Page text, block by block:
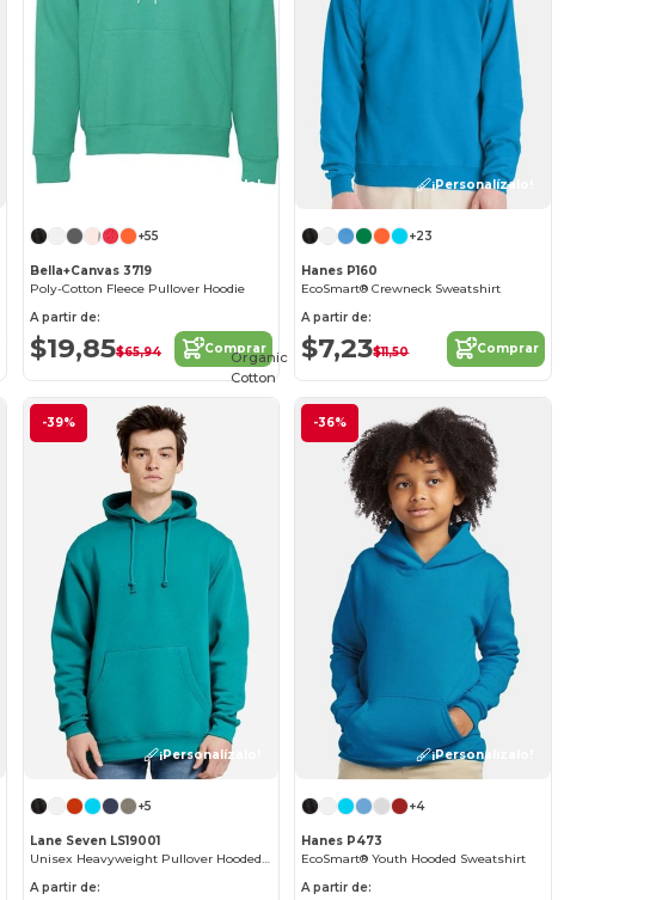
¡Personalízalo!
+55
Bella+Canvas 3719
Poly-Cotton Fleece Pullover Hoodie
A partir de:
$19,85$65,94 Comprar
¡Personalízalo!
+23
Hanes P160
EcoSmart® Crewneck Sweatshirt
A partir de:
$7,23$11,50 Comprar
-39%
¡Personalízalo!
+5
Lane Seven LS19001
Unisex Heavyweight Pullover Hooded Sweatshirt
A partir de:
-36%
Organic
Cotton
¡Personalízalo!
+4
Hanes P473
EcoSmart® Youth Hooded Sweatshirt
A partir de: